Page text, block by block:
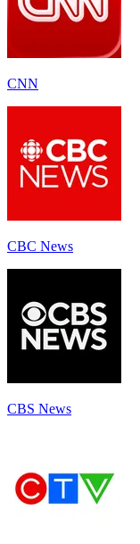
CNN
CBC News
CBS News